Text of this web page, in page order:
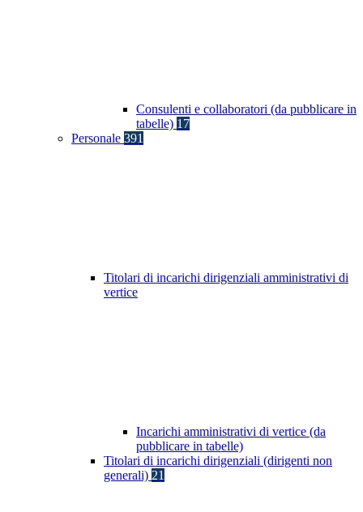
Consulenti e collaboratori (da pubblicare in
tabelle) 17
Personale 391
Titolari di incarichi dirigenziali amministrativi di
vertice
Incarichi amministrativi di vertice (da
pubblicare in tabelle)
Titolari di incarichi dirigenziali (dirigenti non
generali) 21